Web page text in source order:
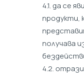
4.1. да се
продукти,
получава
4.2.